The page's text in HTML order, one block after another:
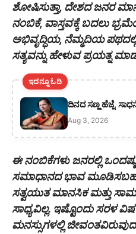
ಶೋಷಿಸುತ್ತಾ, ದೇಶದ ಜನರ
ನಂಬಿಕೆ, ವಾಸ್ತವಕ್ಕೆ ಬದಲು
ಅಭಿವೃದ್ಧಿಯ, ನೆಮ್ಮದಿಯ
ಸತ್ಯವನ್ನು ಹೇಳುವ ಪ್ರಯತ್ನ
ಇದನ್ನೂ ಓದಿ
ದಿನದ ಸಣ್ಣ ಹೆಜ್ಜೆ,
Aug 3, 2026
ಈ ನಂಬಿಕೆಗಳು ಜನರಲ್ಲಿ ಒಂದಷ್ಟು
ಸಮಾಧಾನದ ಭಾವ
ಸತ್ವಯುತ ಮಾನಸಿಕ ಮತ್ತು
ಸಾಧ್ಯವಿಲ್ಲ. ಇಷ್ಟೊಂದು ಸರಳ
ಮನಸ್ಸುಗಳಲ್ಲಿ